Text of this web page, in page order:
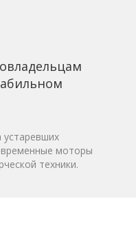
моторы
техники.